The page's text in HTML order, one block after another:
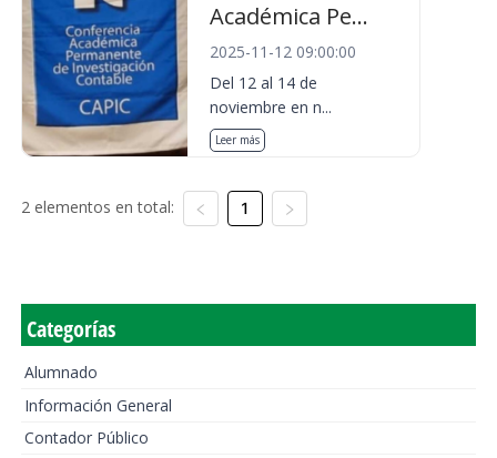
Académica Pe...
2025-11-12 09:00:00
Del 12 al 14 de
noviembre en n...
Leer más
2 elementos en total: 1
Categorías
Alumnado
Información General
Contador Público